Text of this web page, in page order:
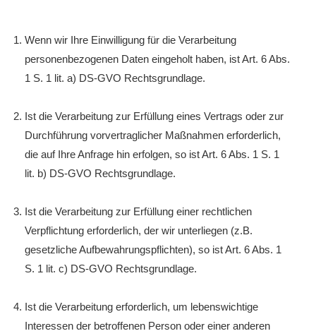
Wenn wir Ihre Einwilligung für die Verarbeitung
personenbezogenen Daten eingeholt haben, ist Art. 6 Abs.
1 S. 1 lit. a) DS-GVO Rechtsgrundlage.
Ist die Verarbeitung zur Erfüllung eines Vertrags oder zur
Durchführung vorvertraglicher Maßnahmen erforderlich,
die auf Ihre Anfrage hin erfolgen, so ist Art. 6 Abs. 1 S. 1
lit. b) DS-GVO Rechtsgrundlage.
Ist die Verarbeitung zur Erfüllung einer rechtlichen
Verpflichtung erforderlich, der wir unterliegen (z.B.
gesetzliche Aufbewahrungspflichten), so ist Art. 6 Abs. 1
S. 1 lit. c) DS-GVO Rechtsgrundlage.
Ist die Verarbeitung erforderlich, um lebenswichtige
Interessen der betroffenen Person oder einer anderen